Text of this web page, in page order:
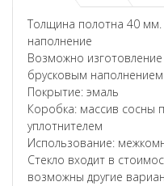
Толщина полотна 40 мм.
наполнение
Возможно
брусковым
Покрытие: эмаль
Коробка: массив сосны
уплотнителем
Использование:
Стекло входит в
возможны другие